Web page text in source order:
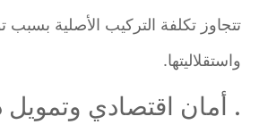
تتجاوز تكلفة التركيب الأصلية بسبب
واستقلاليتها.
. أمان اقتصادي وتمويل